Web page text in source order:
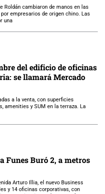
Roldán cambiaron de manos en las
empresarios de origen chino. Las
una
del edificio de oficinas
se llamará Mercado
a la venta, con superficies
amenities y SUM en la terraza. La
Funes Buró 2, a metros
Arturo Illia, el nuevo Business
y 14 oficinas corporativas, con